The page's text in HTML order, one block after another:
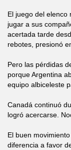
El juego del elenco
jugar a sus
acertada tarde
rebotes, presionó
Pero las pérdidas
porque Argentina
equipo albiceleste
Canadá continuó
logró acercarse.
El buen
diferencia a favor